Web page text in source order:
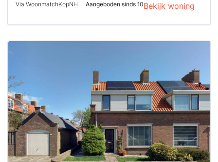
Via WoonmatchKopNH Aangeboden sinds 10Bekijk woning
binnen 15
minuten
reageren.
Stekkies helpt
je hierbij!